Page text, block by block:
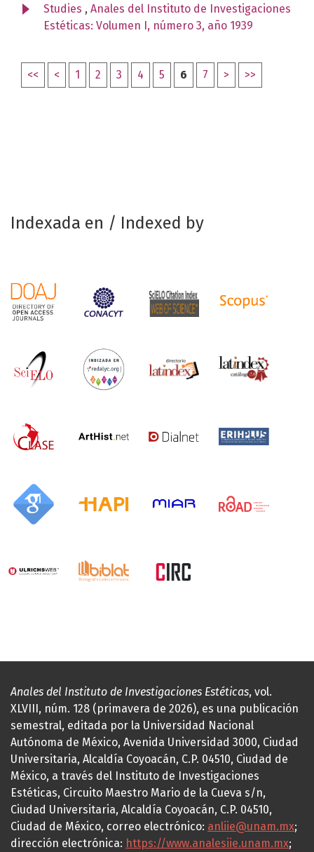
Studies , Anales del Instituto de Investigaciones
Estéticas: Volumen I, número 3, año 1939
<< < 1 2 3 4 5 6 7 > >>
Indexada en / Indexed by
Anales del Instituto de Investigaciones Estéticas, vol.
XLVIII, núm. 128 (primavera de 2026), es una publicación
semestral, editada por la Universidad Nacional
Autónoma de México, Avenida Universidad 3000, Ciudad
Universitaria, Alcaldía Coyoacán, C.P. 04510, Ciudad de
México, a través del Instituto de Investigaciones
Estéticas, Circuito Maestro Mario de la Cueva s/n,
Ciudad Universitaria, Alcaldía Coyoacán, C.P. 04510,
Ciudad de México, correo electrónico: anliie@unam.mx;
dirección electrónica: https://www.analesiie.unam.mx;